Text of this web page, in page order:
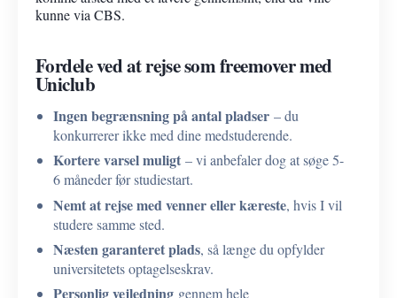
kunne via CBS.
Fordele ved at rejse som freemover med
Uniclub
Ingen begrænsning på antal pladser – du
konkurrerer ikke med dine medstuderende.
Kortere varsel muligt – vi anbefaler dog at søge 5-
6 måneder før studiestart.
Nemt at rejse med venner eller kæreste, hvis I vil
studere samme sted.
Næsten garanteret plads, så længe du opfylder
universitetets optagelseskrav.
Personlig vejledning gennem hele